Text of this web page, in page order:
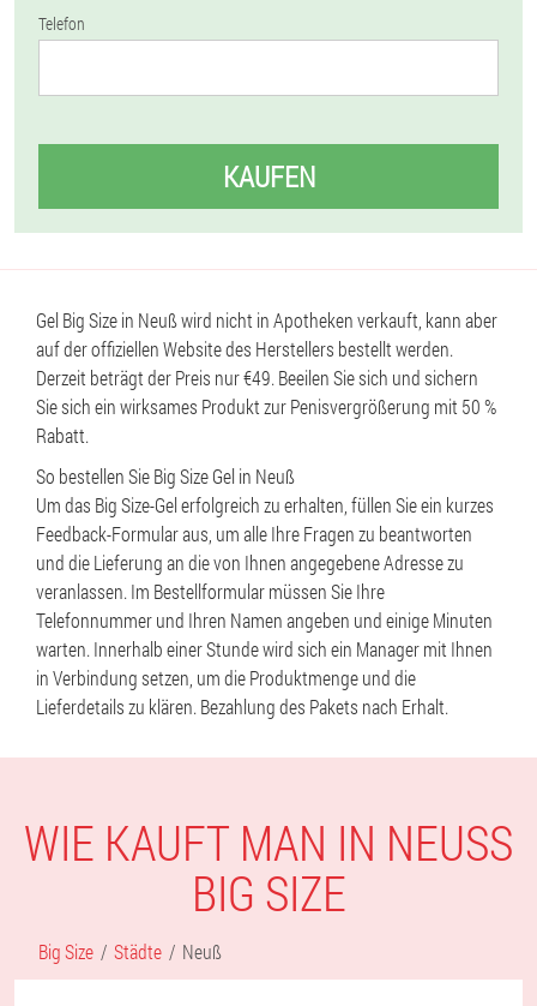
Telefon
KAUFEN
Gel Big Size in Neuß wird nicht in Apotheken verkauft, kann aber
auf der offiziellen Website des Herstellers bestellt werden.
Derzeit beträgt der Preis nur €49. Beeilen Sie sich und sichern
Sie sich ein wirksames Produkt zur Penisvergrößerung mit 50 %
Rabatt.
So bestellen Sie Big Size Gel in Neuß
Um das Big Size-Gel erfolgreich zu erhalten, füllen Sie ein kurzes
Feedback-Formular aus, um alle Ihre Fragen zu beantworten
und die Lieferung an die von Ihnen angegebene Adresse zu
veranlassen. Im Bestellformular müssen Sie Ihre
Telefonnummer und Ihren Namen angeben und einige Minuten
warten. Innerhalb einer Stunde wird sich ein Manager mit Ihnen
in Verbindung setzen, um die Produktmenge und die
Lieferdetails zu klären. Bezahlung des Pakets nach Erhalt.
WIE KAUFT MAN IN NEUSS B
IG SIZE
Big Size Städte Neuß